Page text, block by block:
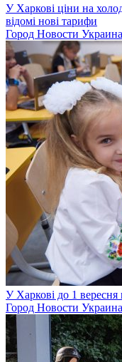
У Харкові ціни на
відомі нові тарифи
Город Новости Украина
У Харкові до 1 вересня
Город Новости Украина